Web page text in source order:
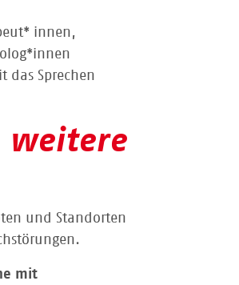
innen,
das Sprechen
weitere
und Standorten
mit